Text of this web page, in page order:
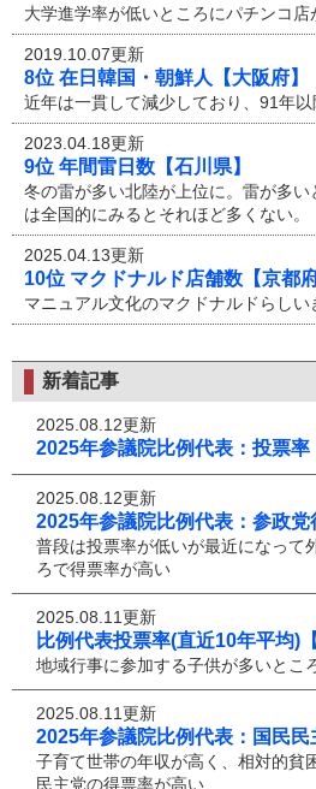
大学進学率が低いところにパチンコ店
2019.10.07更新
8位 在日韓国・朝鮮人【大阪府】
近年は一貫して減少しており、91年以
2023.04.18更新
9位 年間雷日数【石川県】
冬の雷が多い北陸が上位に。雷が多い
は全国的にみるとそれほど多くない。
2025.04.13更新
10位 マクドナルド店舗数【京都府
マニュアル文化のマクドナルドらしい
新着記事
2025.08.12更新
2025年参議院比例代表：投票率
2025.08.12更新
2025年参議院比例代表：参政党
普段は投票率が低いが最近になって
ろで得票率が高い
2025.08.11更新
比例代表投票率(直近10年平均)
地域行事に参加する子供が多いとこ
2025.08.11更新
2025年参議院比例代表：国民民
子育て世帯の年収が高く、相対的貧
民主党の得票率が高い